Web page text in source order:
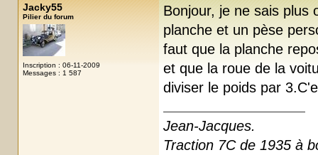
Jacky55
Pilier du forum
Inscription : 06-11-2009
Messages : 1 587
Bonjour, je ne sais plus
planche et un pèse
faut que la planche
et que la roue de la
diviser le poids par
Jean-Jacques.
Traction 7C de 1935 à